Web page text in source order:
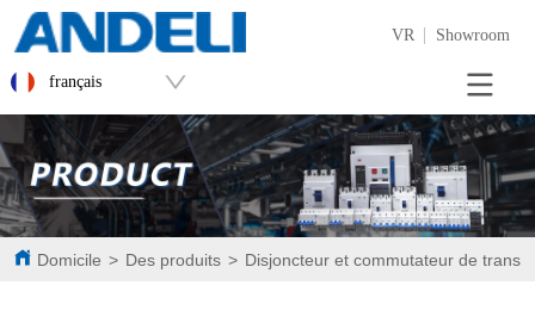
VR Showroom
français
Domicile > Des produits > Disjoncteur et commutateur de